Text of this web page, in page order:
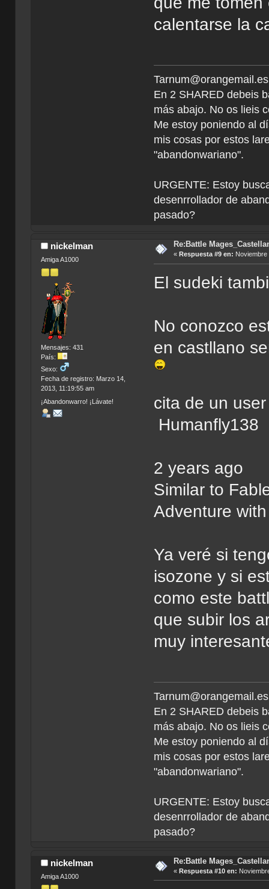
calentarse la
En 2 SHARED debeis
más abajo. No os lieis
Me estoy poniendo al
mis cosas por estos
"abandonwariano".
URGENTE: Estoy
desenrrollador de
pasado?
nickelman
Amiga A1000
Mensajes: 431
País:
Sexo:
Fecha de registro: Marzo 14,
2013, 11:19:55 am
¡Abandonwarro! ¡Lávate!
Re:Battle
« Respuesta #9 en: Noviembre
El sudeki
No conozco
en castllano
cita de un
Humanfly138
2 years ago
Similar to
Adventure
Ya veré si
isozone y si
como este
que subir los
muy
En 2 SHARED debeis
más abajo. No os lieis
Me estoy poniendo al
mis cosas por estos
"abandonwariano".
URGENTE: Estoy
desenrrollador de
pasado?
nickelman
Amiga A1000
Re:Battle
« Respuesta #10 en: